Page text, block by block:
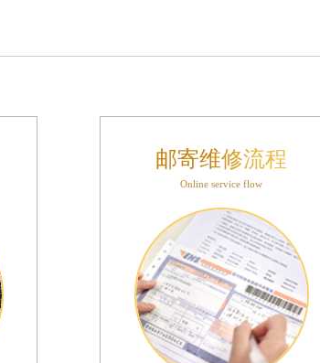
邮寄维修流程
Online service flow